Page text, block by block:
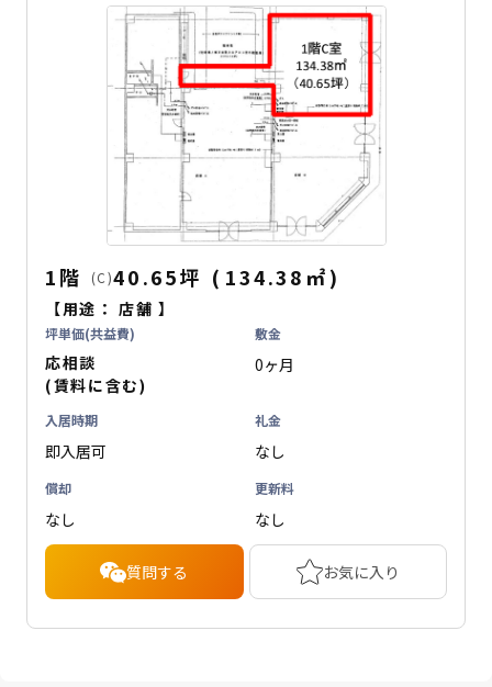
1階 (C)40.65坪 ( 134.38 ㎡)
【用途：店舗 】
坪単価(共益費)
応相談
(賃料に含む)
敷金
0ヶ月
入居時期
即入居可
礼金
なし
償却
なし
更新料
なし
質問する お気に入り